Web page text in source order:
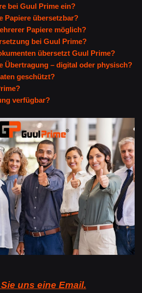
bei Guul Prime ein?
Papiere übersetzbar?
Papiere möglich?
bei Guul Prime?
übersetzt Guul Prime?
Übertragung – digital oder physisch?
geschützt?
verfügbar?
uns eine Email.